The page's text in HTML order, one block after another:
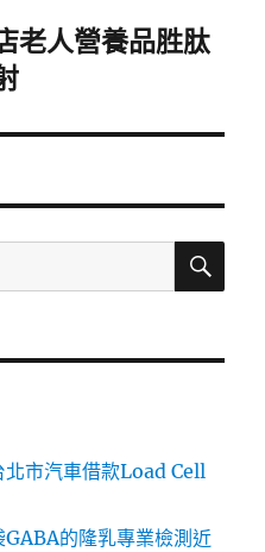
老人營養品胜肽
搜
北市汽車借款Load Cell
的隆乳專業檢測近